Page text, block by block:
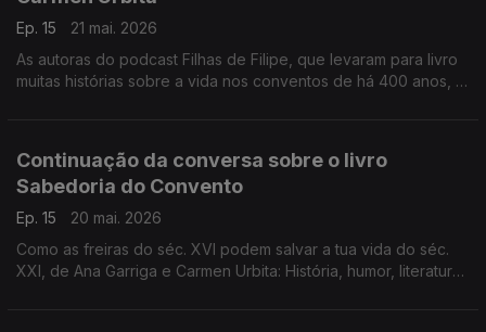
Ep. 15
21 mai. 2026
As autoras do podcast Filhas de Filipe, que levaram para livro
muitas histórias sobre a vida nos conventos de há 400 anos, à
Continuação da conversa sobre o livro
Sabedoria do Convento
Ep. 15
20 mai. 2026
Como as freiras do séc. XVI podem salvar a tua vida do séc.
XXI, de Ana Garriga e Carmen Urbita: História, humor, literatura,